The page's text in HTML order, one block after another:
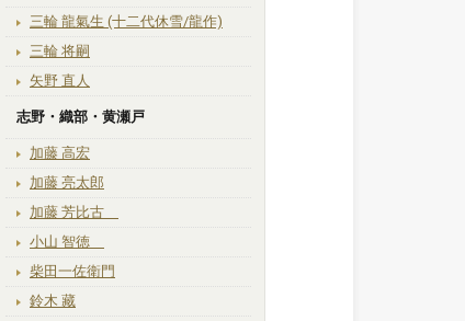
三輪 龍氣生 (十二代休雪/龍作)
三輪 将嗣
矢野 直人
志野・織部・黄瀬戸
加藤 高宏
加藤 亮太郎
加藤 芳比古
小山 智徳
柴田一佐衛門
鈴木 藏